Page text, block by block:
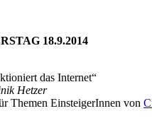
18.9.2014
das Internet“
Hetzer
Themen EinsteigerInnen von